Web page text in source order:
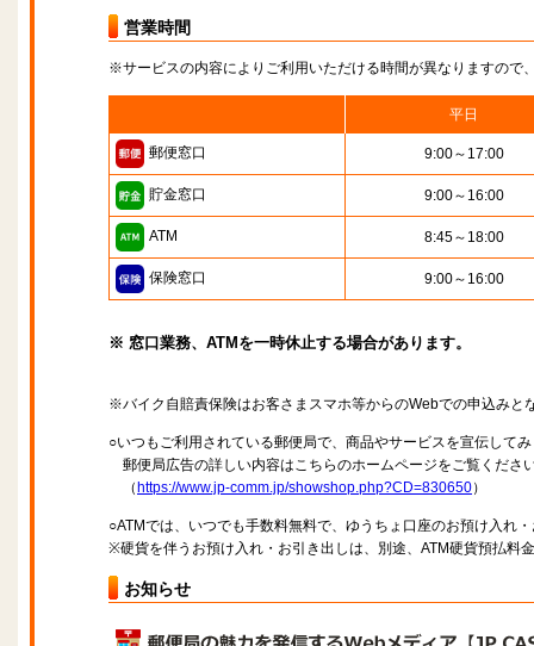
営業時間
※サービスの内容によりご利用いただける時間が異なりますので
平日
郵便窓口 9:00～17:00
貯金窓口 9:00～16:00
ATM 8:45～18:00
保険窓口 9:00～16:00
※ 窓口業務、ATMを一時休止する場合があります。
※バイク自賠責保険はお客さまスマホ等からのWebでの申込みと
○いつもご利用されている郵便局で、商品やサービスを宣伝して
郵便局広告の詳しい内容はこちらのホームページをご覧くださ
（ https://www.jp-comm.jp/showshop.php?CD=830650）
○ATMでは、いつでも手数料無料で、ゆうちょ口座のお預け入れ
※硬貨を伴うお預け入れ・お引き出しは、別途、ATM硬貨預払料
お知らせ